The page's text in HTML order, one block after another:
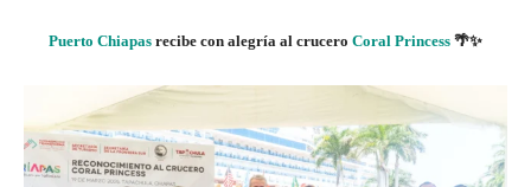
Puerto Chiapas recibe con alegría al crucero Coral Princess 🌴✨